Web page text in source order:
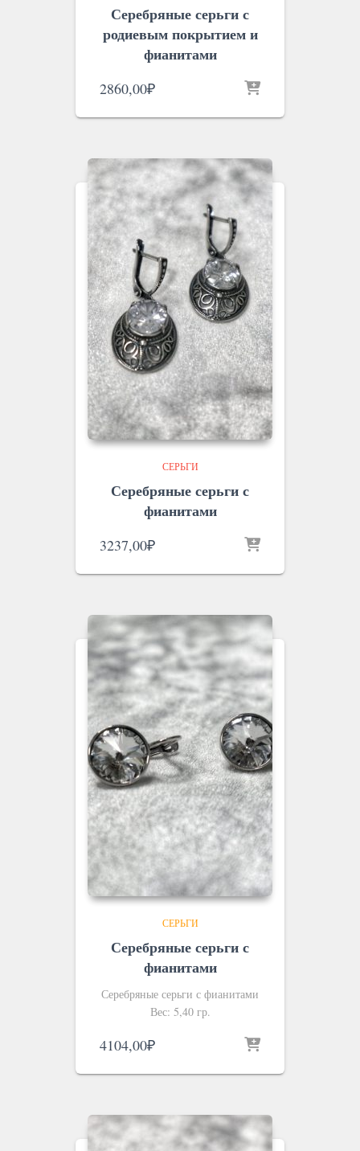
Серебряные серьги с
родиевым покрытием и
фианитами
2860,00₽
СЕРЬГИ
Серебряные серьги с
фианитами
3237,00₽
СЕРЬГИ
Серебряные серьги с
фианитами
Серебряные серьги с фианитами
Вес: 5,40 гр.
4104,00₽